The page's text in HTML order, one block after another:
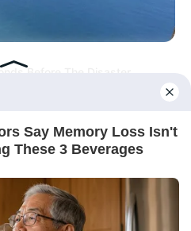
Before The Disaster